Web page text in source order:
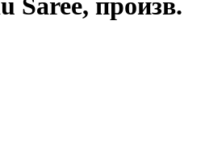
Saree, произв.